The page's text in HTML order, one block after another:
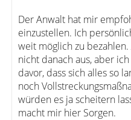
Der Anwalt hat mir
einzustellen. Ich
weit möglich zu
nicht danach aus, aber
davor, dass sich alles so
noch
würden es ja scheitern
macht mir hier Sorgen.